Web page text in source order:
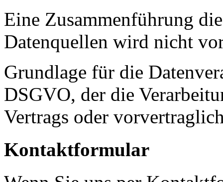
Eine Zusammenführung
Datenquellen wird nicht
Grundlage für die
DSGVO, der die
Vertrags oder
Kontaktformular